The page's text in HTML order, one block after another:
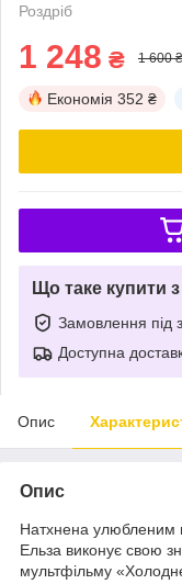
Роздріб
1 248 ₴ 1 600 ₴
Економія 352 ₴
Що таке купити
Замовлення під
Доступна
Опис
Опис
Натхнена улюбленим
Ельза виконує свою
мультфільму